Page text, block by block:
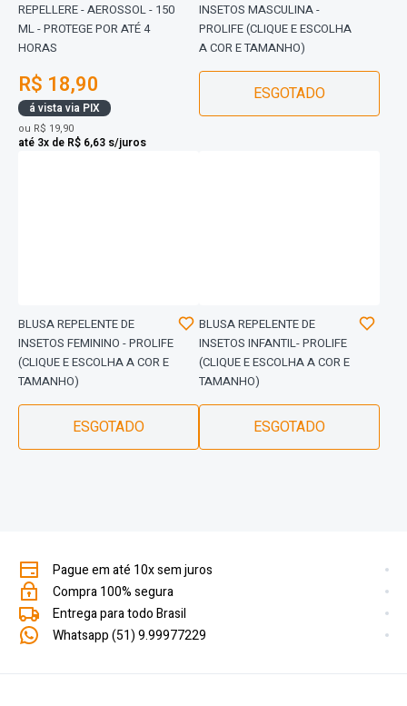
REPELLERE - AEROSSOL - 150
ML - PROTEGE POR ATÉ 4
HORAS
R$ 18,90
á vista via PIX
ou R$ 19,90
até 3x de R$ 6,63 s/juros
INSETOS MASCULINA -
PROLIFE (CLIQUE E ESCOLHA
A COR E TAMANHO)
ESGOTADO
BLUSA REPELENTE DE
INSETOS FEMININO - PROLIFE
(CLIQUE E ESCOLHA A COR E
TAMANHO)
ESGOTADO
BLUSA REPELENTE DE
INSETOS INFANTIL- PROLIFE
(CLIQUE E ESCOLHA A COR E
TAMANHO)
ESGOTADO
Pague em até 10x sem juros
Compra 100% segura
Entrega para todo Brasil
Whatsapp (51) 9.99977229